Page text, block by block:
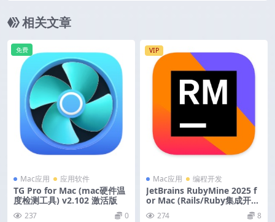
相关文章
Mac应用 应用软件
TG Pro for Mac (mac硬件温
度检测工具) v2.102 激活版
免费
237 0
VIP
Mac应用 编程开发
JetBrains RubyMine 2025 f
or Mac (Rails/Ruby集成开发
工具) v2025.3.1.1 中文激活版
274 8